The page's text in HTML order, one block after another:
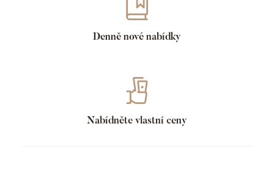
Denně nové nabídky
Nabídněte vlastní ceny